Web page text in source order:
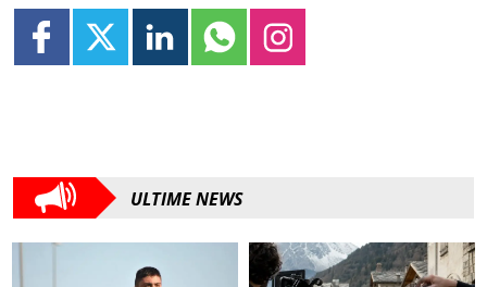
ULTIME NEWS